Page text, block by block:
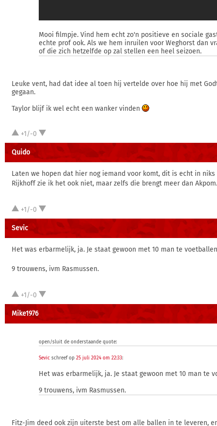
Mooi filmpje. Vind hem echt zo'n positieve en sociale
echte prof ook. Als we hem inruilen voor Weghorst dan
of die zich hetzelfde op zal stellen een heel seizoen.
Leuke vent, had dat idee al toen hij vertelde over hoe hij met
gegaan.
Taylor blijf ik wel echt een wanker vinden
+1/-0
Quido
Laten we hopen dat hier nog iemand voor komt, dit is echt in niks
Rijkhoff zie ik het ook niet, maar zelfs die brengt meer dan Akpom.
+1/-0
Sevic
Het was erbarmelijk, ja. Je staat gewoon met 10 man te
9 trouwens, ivm Rasmussen.
+1/-0
Mike1976
open/sluit de onderstaande quote:
Sevic schreef op 25 juli 2024 om 22:33:
Het was erbarmelijk, ja. Je staat gewoon met 10 man te
9 trouwens, ivm Rasmussen.
Fitz-Jim deed ook zijn uiterste best om alle ballen in te leveren,